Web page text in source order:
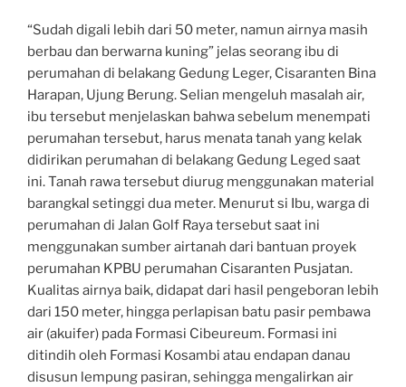
“Sudah digali lebih dari 50 meter, namun airnya masih
berbau dan berwarna kuning” jelas seorang ibu di
perumahan di belakang Gedung Leger, Cisaranten Bina
Harapan, Ujung Berung. Selian mengeluh masalah air,
ibu tersebut menjelaskan bahwa sebelum menempati
perumahan tersebut, harus menata tanah yang kelak
didirikan perumahan di belakang Gedung Leged saat
ini. Tanah rawa tersebut diurug menggunakan material
barangkal setinggi dua meter. Menurut si Ibu, warga di
perumahan di Jalan Golf Raya tersebut saat ini
menggunakan sumber airtanah dari bantuan proyek
perumahan KPBU perumahan Cisaranten Pusjatan.
Kualitas airnya baik, didapat dari hasil pengeboran lebih
dari 150 meter, hingga perlapisan batu pasir pembawa
air (akuifer) pada Formasi Cibeureum. Formasi ini
ditindih oleh Formasi Kosambi atau endapan danau
disusun lempung pasiran, sehingga mengalirkan air